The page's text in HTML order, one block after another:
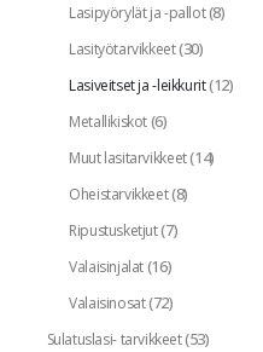
Lasipyörylät ja -pallot(8)
Lasityötarvikkeet(30)
Lasiveitset ja -leikkurit(12)
Metallikiskot(6)
Muut lasitarvikkeet(14)
Oheistarvikkeet(8)
Ripustusketjut(7)
Valaisinjalat(16)
Valaisinosat(72)
Sulatuslasi- tarvikkeet(53)